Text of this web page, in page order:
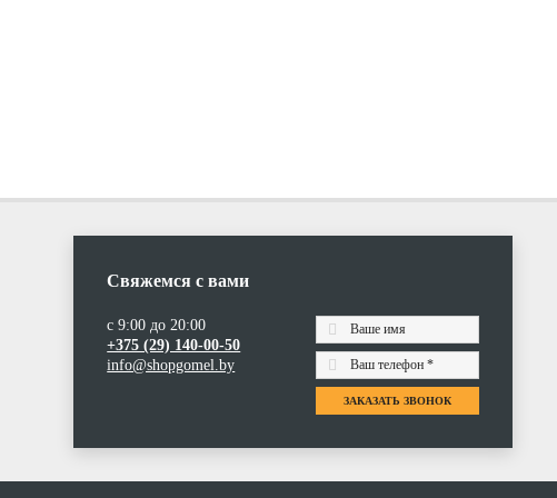
Свяжемся с вами
с 9:00 до 20:00
+375 (29) 140-00-50
info@shopgomel.by
ЗАКАЗАТЬ ЗВОНОК